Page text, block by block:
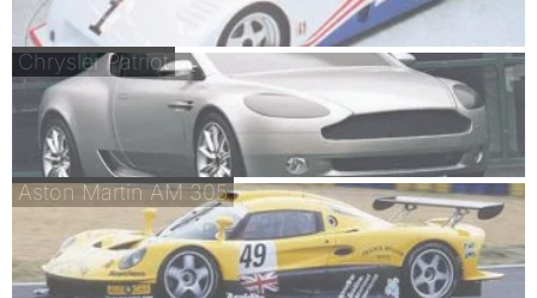
Chrysler Patriot
Aston Martin AM 305